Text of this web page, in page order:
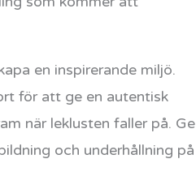
en inspirerande miljö.
för att ge en autentisk
när leklusten faller på. Ge
och underhållning på